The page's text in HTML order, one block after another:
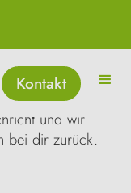
Kontakt
unsere
du hier
und wir
bei dir zurück.